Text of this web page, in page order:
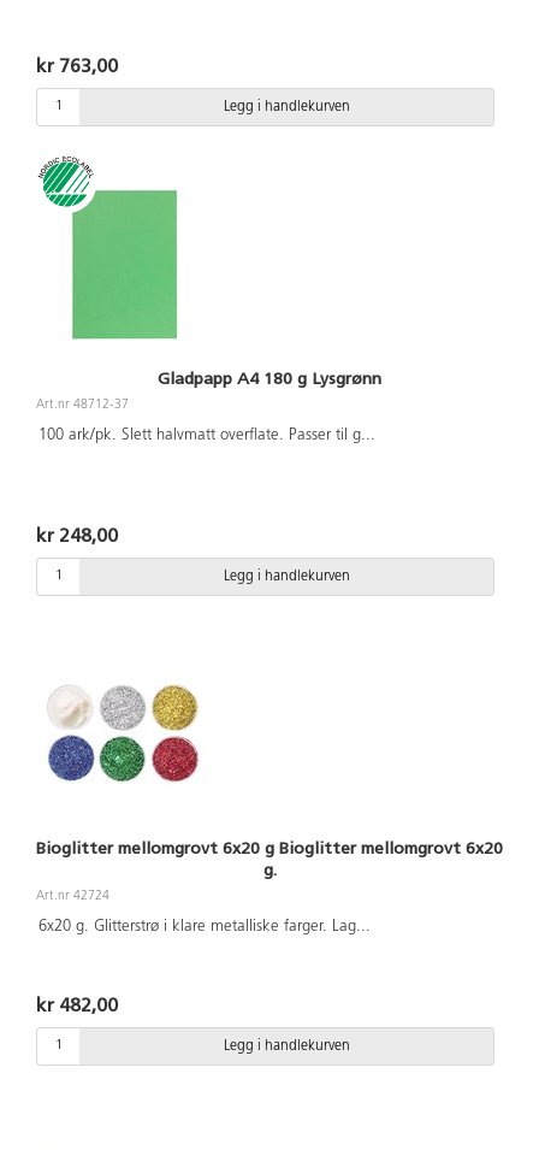
kr 763,00
Legg i handlekurven
Gladpapp A4 180 g Lysgrønn
Art.nr 48712-37
100 ark/pk. Slett halvmatt overflate. Passer til g...
kr 248,00
Legg i handlekurven
Bioglitter mellomgrovt 6x20 g Bioglitter mellomgrovt 6x20
g.
Art.nr 42724
6x20 g. Glitterstrø i klare metalliske farger. Lag...
kr 482,00
Legg i handlekurven